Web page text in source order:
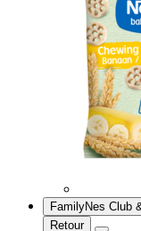
FamilyNes Club
Retour